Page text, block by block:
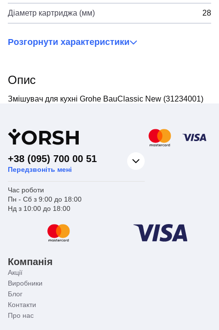
Діаметр картриджа (мм) 28
Розгорнути характеристики
Опис
Змішувач для кухні Grohe BauClassic New (31234001)
YORSH
+38 (095) 700 00 51
Передзвоніть мені
Час роботи
Пн - Сб з 9:00 до 18:00
Нд з 10:00 до 18:00
Компанія
Акції
Виробники
Блог
Контакти
Про нас